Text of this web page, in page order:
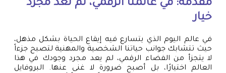
مقدمة: في عالمنا الرقمي، لم تعد مجرد
خيار
في عالم اليوم الذي يتسارع فيه إيقاع الحياة بشكل مذهل،
حيث تتشابك جوانب حياتنا الشخصية والمهنية لتصبح جزءاً
لا يتجزأ من الفضاء الرقمي، لم يعد مجرد وجودك في هذا
العالم اختيارًا، بل أصبح ضرورة لا غنى عنها. البروفايل